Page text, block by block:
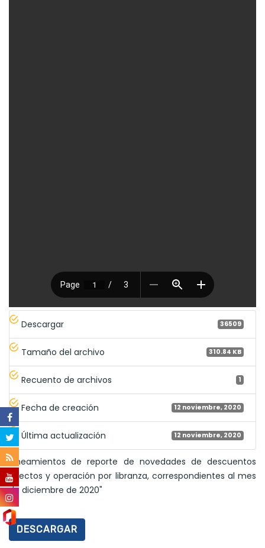
Descargar 36509
Tamaño del archivo 310.84 KB
Recuento de archivos 1
Fecha de creación 12 noviembre, 2020
Última actualización 12 noviembre, 2020
"lineamientos de reporte de novedades de descuentos
directos y operación por libranza, correspondientes al mes
de diciembre de 2020"
DESCARGAR